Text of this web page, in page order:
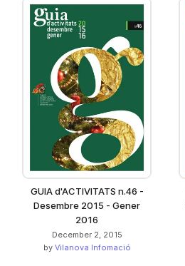
GUIA d'ACTIVITATS n.46 -
Desembre 2015 - Gener
2016
December 2, 2015
by Vilanova Infomació